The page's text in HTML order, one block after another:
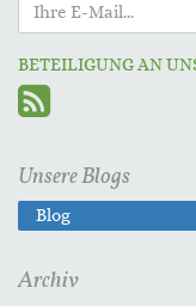
BETEILIGUNG AN
Unsere Blogs
Blog
Archiv